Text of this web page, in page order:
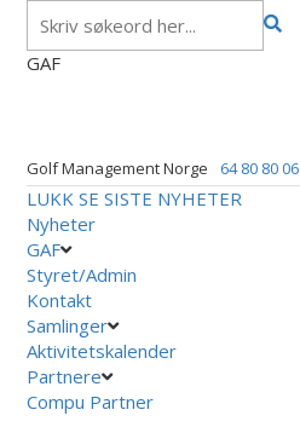
GAF
Golf Management Norge 64 80 80 06
LUKK SE SISTE NYHETER
Nyheter
GAF
Styret/Admin
Kontakt
Samlinger
Aktivitetskalender
Partnere
Compu Partner